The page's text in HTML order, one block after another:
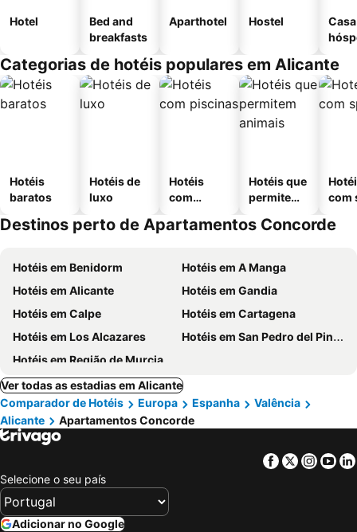
Hotel
Bed and
breakfasts
Aparthotel Hostel
Categorias de hotéis populares em Alicante
Hotéis
baratos
Hotéis de
luxo
Hotéis
com
Hotéis que
permitem
com
Destinos perto de Apartamentos Concorde
Hotéis em Benidorm
Hotéis em A Manga
Hotéis em Alicante
Hotéis em Gandia
Hotéis em Calpe
Hotéis em Cartagena
Hotéis em Los Alcazares
Hotéis em San Pedro del Pinatar
Hotéis em Região de Murcia
Ver todas as estadias em Alicante
Comparador de Hotéis
Europa Espanha
Valência
Alicante
Apartamentos Concorde
Facebook
Twitter
Selecione o seu país
Adicionar no Google